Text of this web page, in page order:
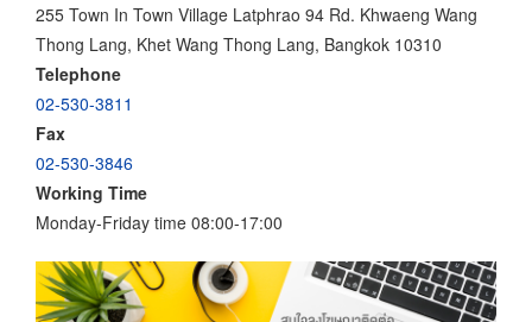
255 Town In Town Village Latphrao 94 Rd. Khwaeng Wang
Thong Lang, Khet Wang Thong Lang, Bangkok 10310
Telephone
02-530-3811
Fax
02-530-3846
Working Time
Monday-Friday time 08:00-17:00